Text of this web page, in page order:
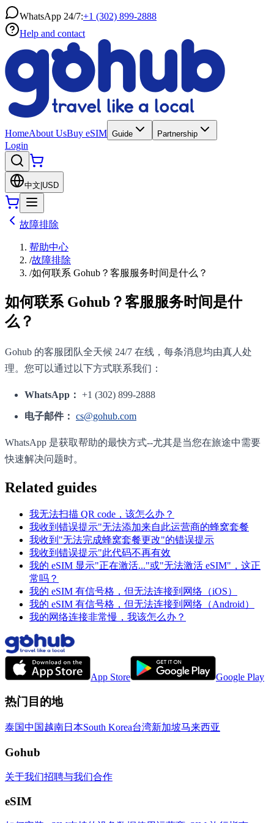
WhatsApp 24/7:+1 (302) 899-2888
Help and contact
HomeAbout UsBuy eSIM Guide Partnership
Login
中文 USD
故障排除
帮助中心
/故障排除
/如何联系 Gohub？客服服务时间是什么？
如何联系 Gohub？客服服务时间是什
么？
Gohub 的客服团队全天候 24/7 在线，每条消息均由真人处
理。您可以通过以下方式联系我们：
WhatsApp： +1 (302) 899-2888
电子邮件： cs@gohub.com
WhatsApp 是获取帮助的最快方式--尤其是当您在旅途中需要
快速解决问题时。
Related guides
我无法扫描 QR code，该怎么办？
我收到错误提示"无法添加来自此运营商的蜂窝套餐
我收到"无法完成蜂窝套餐更改"的错误提示
我收到错误提示"此代码不再有效
我的 eSIM 显示"正在激活..."或"无法激活 eSIM"，这正
常吗？
我的 eSIM 有信号格，但无法连接到网络（iOS）
我的 eSIM 有信号格，但无法连接到网络（Android）
我的网络连接非常慢，我该怎么办？
App Store Google Play
热门目的地
泰国中国越南日本South Korea台湾新加坡马来西亚
Gohub
关于我们招聘与我们合作
eSIM